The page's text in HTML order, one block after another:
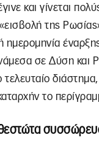
και γίνεται
«εισβολή της
ημερομηνία
σε Δύση και
το